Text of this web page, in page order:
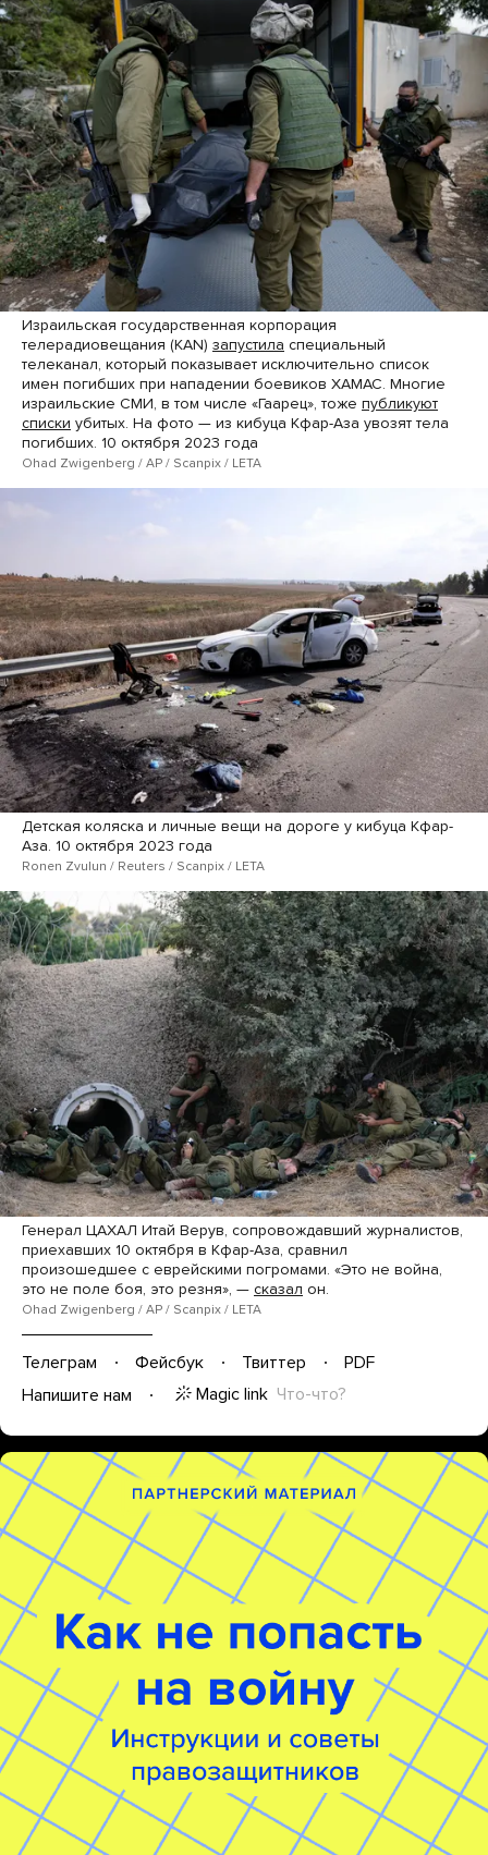
Израильская государственная корпорация
телерадиовещания (KAN) запустила специальный
телеканал, который показывает исключительно список
имен погибших при нападении боевиков ХАМАС. Многие
израильские СМИ, в том числе «Гаарец», тоже публикуют
списки убитых. На фото — из кибуца Кфар-Аза увозят тела
погибших. 10 октября 2023 года
Ohad Zwigenberg / AP / Scanpix / LETA
Детская коляска и личные вещи на дороге у кибуца Кфар-
Аза. 10 октября 2023 года
Ronen Zvulun / Reuters / Scanpix / LETA
Генерал ЦАХАЛ Итай Верув, сопровождавший журналистов,
приехавших 10 октября в Кфар-Аза, сравнил
произошедшее с еврейскими погромами. «Это не война,
это не поле боя, это резня», — сказал он.
Ohad Zwigenberg / AP / Scanpix / LETA
Телеграм Фейсбук Твиттер
PDF
Напишите нам
Magic link Что-что?